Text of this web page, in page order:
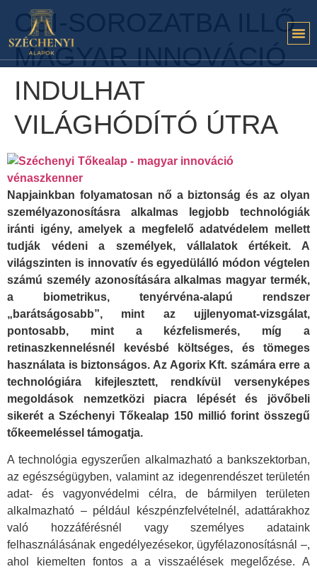
CSI-SOROZATBA ILLŐ
MAGYAR INNOVÁCIÓ
INDULHAT
VILÁGHÓDÍTÓ ÚTRA
Napjainkban folyamatosan nő a biztonság és az olyan
személyazonosításra alkalmas legjobb technológiák
iránti igény, amelyek a megfelelő adatvédelem mellett
tudják védeni a személyek, vállalatok értékeit. A
világszinten is innovatív és egyedülálló módon végtelen
számú személy azonosítására alkalmas magyar termék,
a biometrikus, tenyérvéna-alapú rendszer
„barátságosabb”, mint az ujjlenyomat-vizsgálat,
pontosabb, mint a kézfelismerés, míg a
retinaszkennelésnél kevésbé költséges, és tömeges
használata is biztonságos. Az Agorix Kft. számára erre a
technológiára kifejlesztett, rendkívül versenyképes
megoldások nemzetközi piacra lépését és jövőbeli
sikerét a Széchenyi Tőkealap 150 millió forint összegű
tőkeemeléssel támogatja.
A technológia egyszerűen alkalmazható a bankszektorban,
az egészségügyben, valamint az idegenrendészet területén
adat- és vagyonvédelmi célra, de bármilyen területen
alkalmazható – például készpénzfelvételnél, adattárakhoz
való hozzáférésnél vagy személyes adataink
felhasználásának engedélyezésekor, ügyfélazonosításnál –,
ahol kiemelten fontos a a visszaélések megelőzése. A